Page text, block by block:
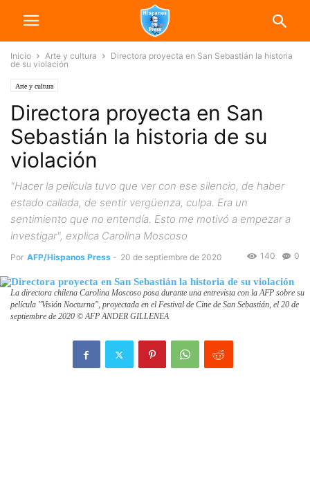
Inicio Arte y cultura
Directora proyecta en San Sebastián la historia
de su violación
Arte y cultura
Directora proyecta en San
Sebastián la historia de su
violación
"Hacer la película tuvo que ver con ese silencio, de haber
estado callada, de sentir vergüenza, culpa. Era un
sentimiento que no entendía. Esto me motivó a empezar a
investigar", explica Carolina Moscoso
Por AFP/Hispanos Press - 20 de septiembre de 2020 0
140
La directora chilena Carolina Moscoso posa durante una entrevista con la AFP sobre su
película "Visión Nocturna", proyectada en el Festival de Cine de San Sebastián, el 20 de
septiembre de 2020 © AFP ANDER GILLENEA